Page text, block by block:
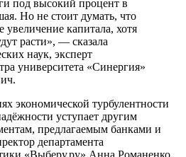
под высокий процент в
Но не стоит думать, что
увеличение капитала, хотя
расти», — сказала
наук, эксперт
университета «Синергия»
экономической турбулентности
уступает другим
предлагаемым банками и
департамента
«Выберу.ру» Анна Романенко.